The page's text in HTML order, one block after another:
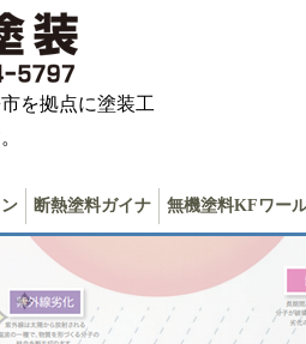
を拠点に塗装工
断熱塗料ガイナ 無機塗料KFワー